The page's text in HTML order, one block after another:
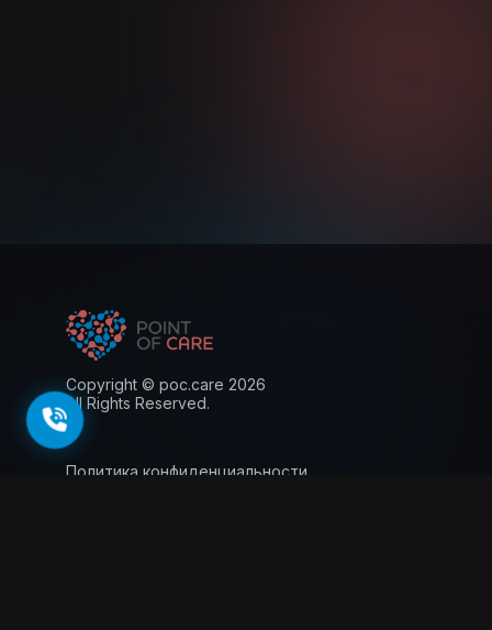
Copyright © poc.care 2026
All Rights Reserved.
Политика конфиденциальности